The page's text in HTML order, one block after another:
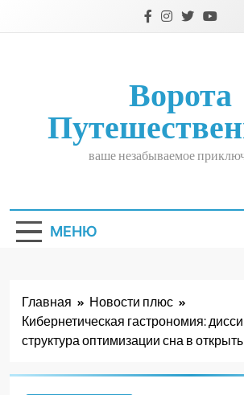
Ворота
ваше незабываемое
МЕНЮ
Главная
Новости плюс
Кибернетическая гастрономия:
структура оптимизации сна в